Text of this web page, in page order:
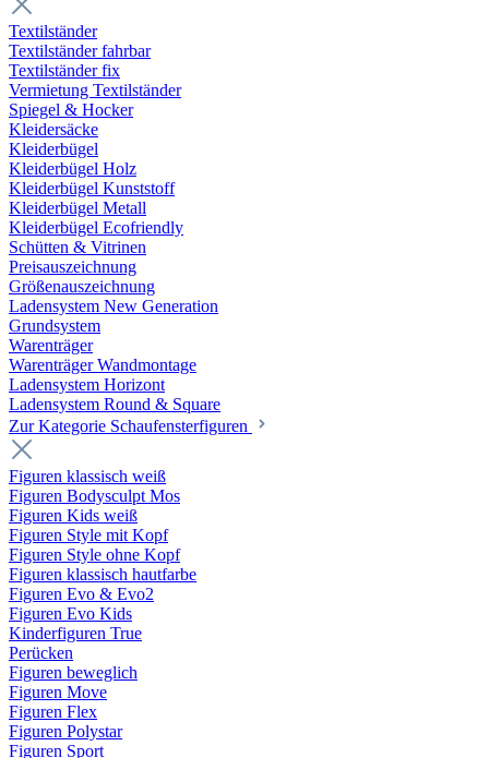
Textilständer
Textilständer fahrbar
Textilständer fix
Vermietung Textilständer
Spiegel & Hocker
Kleidersäcke
Kleiderbügel
Kleiderbügel Holz
Kleiderbügel Kunststoff
Kleiderbügel Metall
Kleiderbügel Ecofriendly
Schütten & Vitrinen
Preisauszeichnung
Größenauszeichnung
Ladensystem New Generation
Grundsystem
Warenträger
Warenträger Wandmontage
Ladensystem Horizont
Ladensystem Round & Square
Zur Kategorie Schaufenster­figuren
Figuren klassisch weiß
Figuren Bodysculpt Mos
Figuren Kids weiß
Figuren Style mit Kopf
Figuren Style ohne Kopf
Figuren klassisch hautfarbe
Figuren Evo & Evo2
Figuren Evo Kids
Kinderfiguren True
Perücken
Figuren beweglich
Figuren Move
Figuren Flex
Figuren Polystar
Figuren Sport